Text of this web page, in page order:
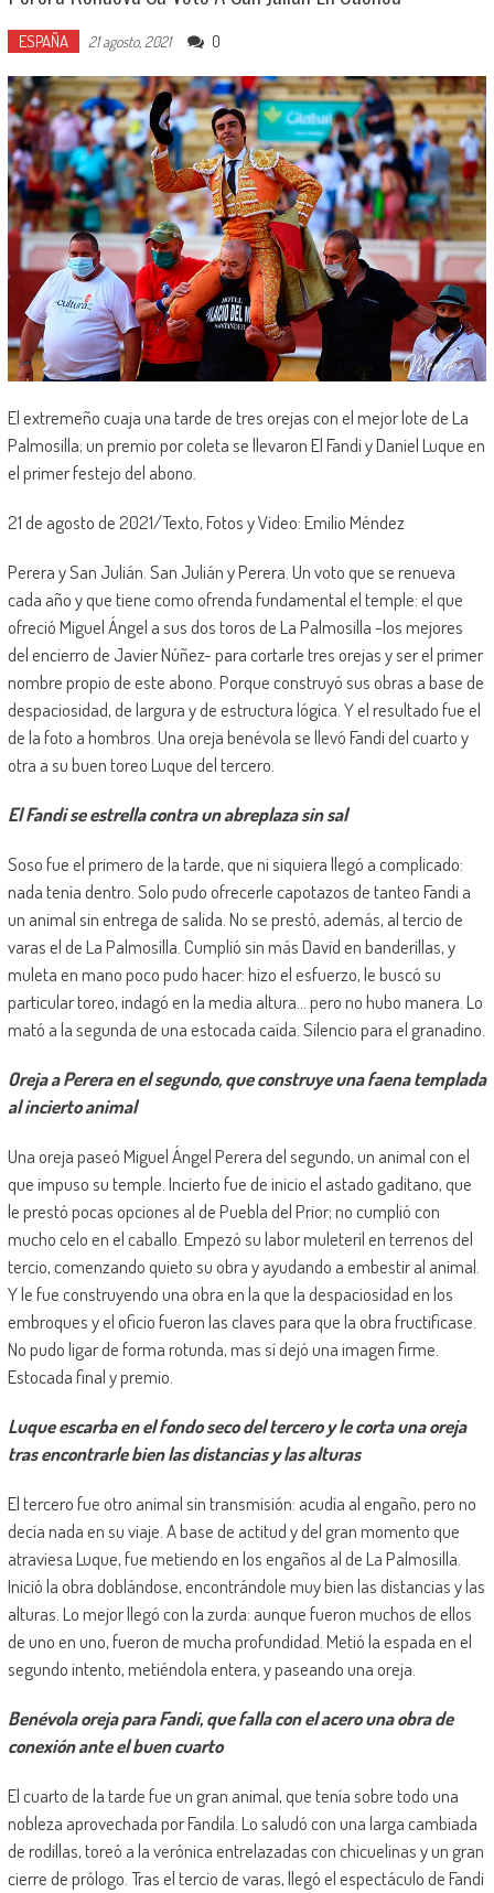
ESPAÑA 21 agosto, 2021 0
El extremeño cuaja una tarde de tres orejas con el mejor lote de La
Palmosilla; un premio por coleta se llevaron El Fandi y Daniel Luque en
el primer festejo del abono.
21 de agosto de 2021/Texto, Fotos y Video: Emilio Méndez
Perera y San Julián. San Julián y Perera. Un voto que se renueva
cada año y que tiene como ofrenda fundamental el temple: el que
ofreció Miguel Ángel a sus dos toros de La Palmosilla -los mejores
del encierro de Javier Núñez- para cortarle tres orejas y ser el primer
nombre propio de este abono. Porque construyó sus obras a base de
despaciosidad, de largura y de estructura lógica. Y el resultado fue el
de la foto a hombros. Una oreja benévola se llevó Fandi del cuarto y
otra a su buen toreo Luque del tercero.
El Fandi se estrella contra un abreplaza sin sal
Soso fue el primero de la tarde, que ni siquiera llegó a complicado:
nada tenía dentro. Solo pudo ofrecerle capotazos de tanteo Fandi a
un animal sin entrega de salida. No se prestó, además, al tercio de
varas el de La Palmosilla. Cumplió sin más David en banderillas, y
muleta en mano poco pudo hacer: hizo el esfuerzo, le buscó su
particular toreo, indagó en la media altura… pero no hubo manera. Lo
mató a la segunda de una estocada caída. Silencio para el granadino.
Oreja a Perera en el segundo, que construye una faena templada
al incierto animal
Una oreja paseó Miguel Ángel Perera del segundo, un animal con el
que impuso su temple. Incierto fue de inicio el astado gaditano, que
le prestó pocas opciones al de Puebla del Prior; no cumplió con
mucho celo en el caballo. Empezó su labor muleteril en terrenos del
tercio, comenzando quieto su obra y ayudando a embestir al animal.
Y le fue construyendo una obra en la que la despaciosidad en los
embroques y el oficio fueron las claves para que la obra fructificase.
No pudo ligar de forma rotunda, mas sí dejó una imagen firme.
Estocada final y premio.
Luque escarba en el fondo seco del tercero y le corta una oreja
tras encontrarle bien las distancias y las alturas
El tercero fue otro animal sin transmisión: acudía al engaño, pero no
decía nada en su viaje. A base de actitud y del gran momento que
atraviesa Luque, fue metiendo en los engaños al de La Palmosilla.
Inició la obra doblándose, encontrándole muy bien las distancias y las
alturas. Lo mejor llegó con la zurda: aunque fueron muchos de ellos
de uno en uno, fueron de mucha profundidad. Metió la espada en el
segundo intento, metiéndola entera, y paseando una oreja.
Benévola oreja para Fandi, que falla con el acero una obra de
conexión ante el buen cuarto
El cuarto de la tarde fue un gran animal, que tenía sobre todo una
nobleza aprovechada por Fandila. Lo saludó con una larga cambiada
de rodillas, toreó a la verónica entrelazadas con chicuelinas y un gran
cierre de prólogo. Tras el tercio de varas, llegó el espectáculo de Fandi